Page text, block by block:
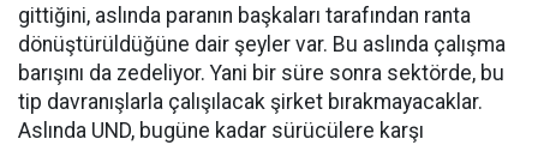
gittiğini, aslında paranın başkaları tarafından ranta
dönüştürüldüğüne dair şeyler var. Bu aslında çalışma
barışını da zedeliyor. Yani bir süre sonra sektörde, bu
tip davranışlarla çalışılacak şirket bırakmayacaklar.
Aslında UND, bugüne kadar sürücülere karşı